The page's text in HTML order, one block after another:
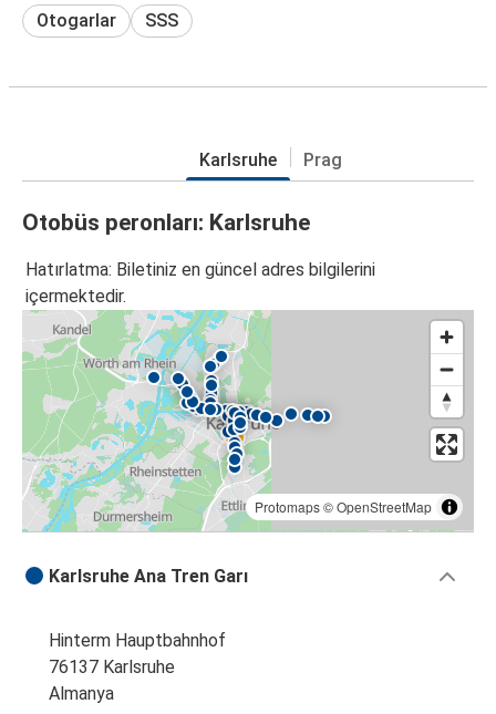
Otogarlar SSS
Karlsruhe Prag
Otobüs peronları: Karlsruhe
Hatırlatma: Biletiniz en güncel adres bilgilerini
içermektedir.
Protomaps©OpenStreetMap
Karlsruhe Ana Tren Garı
Hinterm Hauptbahnhof
76137 Karlsruhe
Almanya